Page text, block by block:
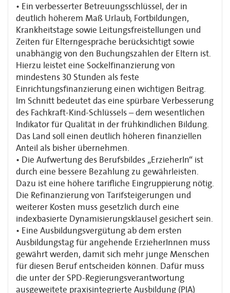
• Ein verbesserter Betreuungsschlüssel, der in
deutlich höherem Maß Urlaub, Fortbildungen,
Krankheitstage sowie Leitungsfreistellungen und
Zeiten für Elterngespräche berücksichtigt sowie
unabhängig von den Buchungszahlen der Eltern ist.
Hierzu leistet eine Sockelfinanzierung von
mindestens 30 Stunden als feste
Einrichtungsfinanzierung einen wichtigen Beitrag.
Im Schnitt bedeutet das eine spürbare Verbesserung
des Fachkraft-Kind-Schlüssels – dem wesentlichen
Indikator für Qualität in der frühkindlichen Bildung.
Das Land soll einen deutlich höheren finanziellen
Anteil als bisher übernehmen.
• Die Aufwertung des Berufsbildes „ErzieherIn“ ist
durch eine bessere Bezahlung zu gewährleisten.
Dazu ist eine höhere tariﬂiche Eingruppierung nötig.
Die Refinanzierung von Tarifsteigerungen und
weiterer Kosten muss gesetzlich durch eine
indexbasierte Dynamisierungsklausel gesichert sein.
• Eine Ausbildungsvergütung ab dem ersten
Ausbildungstag für angehende ErzieherInnen muss
gewährt werden, damit sich mehr junge Menschen
für diesen Beruf entscheiden können. Dafür muss
die unter der SPD-Regierungsverantwortung
ausgeweitete praxisintegrierte Ausbildung (PIA)